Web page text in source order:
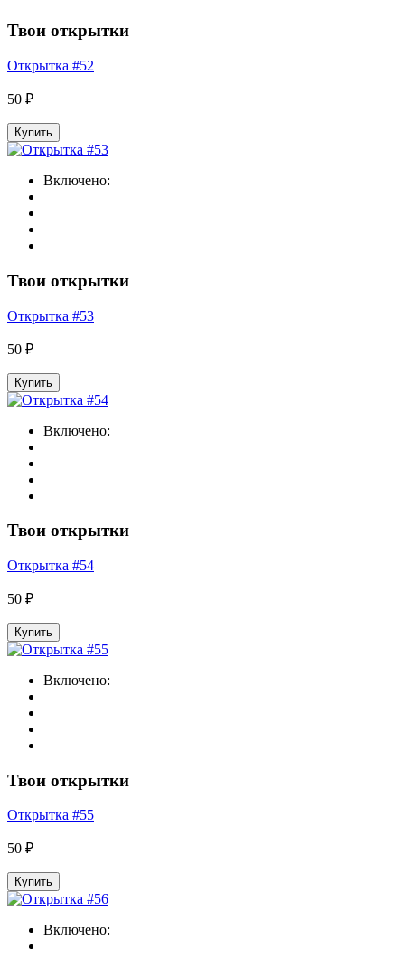
Твои открытки
Открытка #52
50 ₽
Купить
Включено:
Твои открытки
Открытка #53
50 ₽
Купить
Включено:
Твои открытки
Открытка #54
50 ₽
Купить
Включено:
Твои открытки
Открытка #55
50 ₽
Купить
Включено: